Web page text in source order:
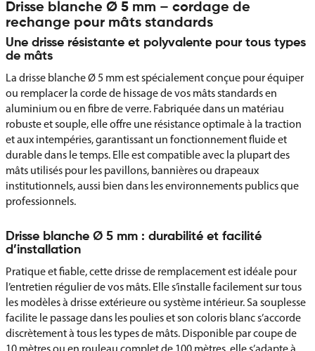
Drisse blanche Ø 5 mm – cordage de
rechange pour mâts standards
Une drisse résistante et polyvalente pour tous types
de mâts
La drisse blanche Ø 5 mm est spécialement conçue pour équiper
ou remplacer la corde de hissage de vos mâts standards en
aluminium ou en fibre de verre. Fabriquée dans un matériau
robuste et souple, elle offre une résistance optimale à la traction
et aux intempéries, garantissant un fonctionnement fluide et
durable dans le temps. Elle est compatible avec la plupart des
mâts utilisés pour les pavillons, bannières ou drapeaux
institutionnels, aussi bien dans les environnements publics que
professionnels.
Drisse blanche Ø 5 mm : durabilité et facilité
d’installation
Pratique et fiable, cette drisse de remplacement est idéale pour
l’entretien régulier de vos mâts. Elle s’installe facilement sur tous
les modèles à drisse extérieure ou système intérieur. Sa souplesse
facilite le passage dans les poulies et son coloris blanc s’accorde
discrètement à tous les types de mâts. Disponible par coupe de